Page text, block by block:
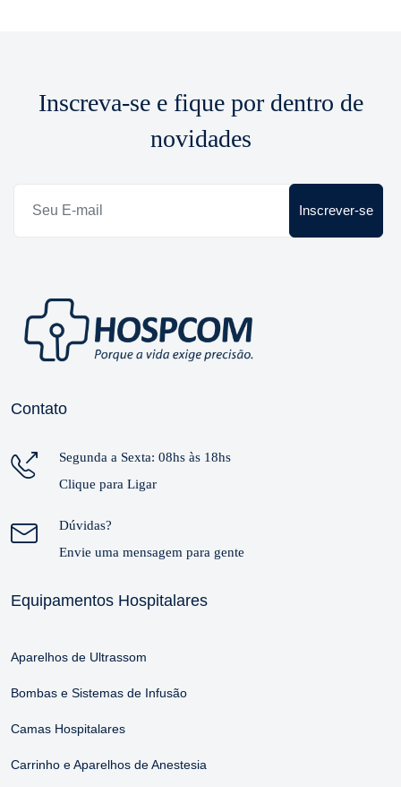
Inscreva-se e fique por dentro de
novidades
Inscrever-se
Contato
Segunda a Sexta: 08hs às 18hs
Clique para Ligar
Dúvidas?
Envie uma mensagem para gente
Equipamentos Hospitalares
Aparelhos de Ultrassom
Bombas e Sistemas de Infusão
Camas Hospitalares
Carrinho e Aparelhos de Anestesia